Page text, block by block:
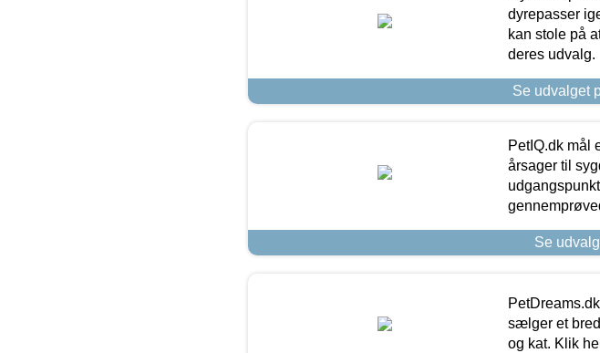
dyrepasser
kan stole på
deres udvalg.
Se udvalget
PetIQ.dk mål
årsager til
Se
sælger et
og kat. Klik